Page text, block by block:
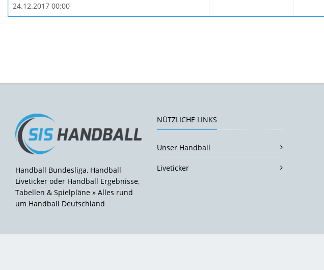
24.12.2017 00:00
Handball Bundesliga, Handball
Liveticker oder Handball Ergebnisse,
Tabellen & Spielpläne » Alles rund
um Handball Deutschland
NÜTZLICHE LINKS
Unser Handball
Liveticker